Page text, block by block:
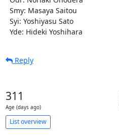
  Yde: Hideki Yoshihara
Reply
311
Age (days ago)
List overview